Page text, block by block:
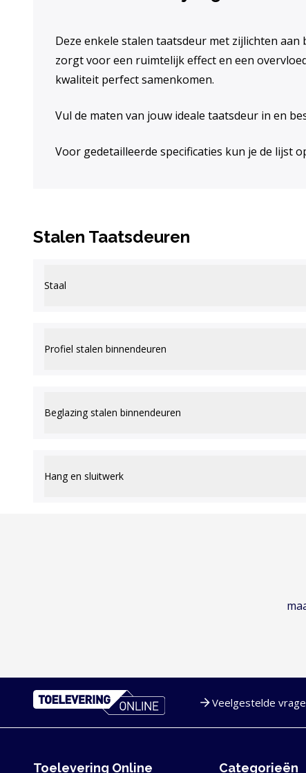
Deze enkele stalen taatsdeur met zijlichten
zorgt voor een ruimtelijk effect en een
kwaliteit perfect samenkomen.
Vul de maten van jouw ideale taatsdeur in en
Voor gedetailleerde specificaties kun je de lijst
Stalen Taatsdeuren
Staal
Profiel stalen binnendeuren
Beglazing stalen binnendeuren
Hang en sluitwerk
Veelgestelde
Toelevering Online Categorieën